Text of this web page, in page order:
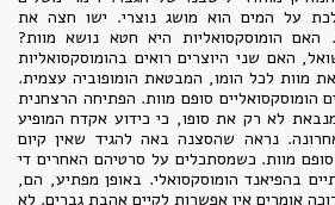
על המים הוא מושג נוצרי. ישו חצה את
האם הומוסקסואליות היא חטא נושא מוות?
האם שני היוצרים רואים בהומוסקסואליות
מוות לכל הומו, המבטאת הומופוביה עצמית.
הומוסקסואליים סופם מוות. הפתיחה הרצחנית
לא רק את סופו, כי כידוע אקדח המופיע
נראה שהסצנה באה להגיד שאין קיום
סופם מוות. כשמסתכלים על סרטיהם האחרים די
בהפיאנד הומוסקסואלי. באופן מפתיע, הם,
אומרים אין אפשרות לקיים אהבת גברים. לא